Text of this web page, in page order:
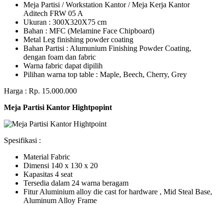
Meja Partisi / Workstation Kantor / Meja Kerja Kantor
Aditech FRW 05 A
Ukuran : 300X320X75 cm
Bahan : MFC (Melamine Face Chipboard)
Metal Leg finishing powder coating
Bahan Partisi : Alumunium Finishing Powder Coating,
dengan foam dan fabric
Warna fabric dapat dipilih
Pilihan warna top table : Maple, Beech, Cherry, Grey
Harga : Rp. 15.000.000
Meja Partisi Kantor Hightpopint
Spesifikasi :
Material Fabric
Dimensi 140 x 130 x 20
Kapasitas 4 seat
Tersedia dalam 24 warna beragam
Fitur Aluminium alloy die cast for hardware , Mid Steal Base,
Aluminum Alloy Frame